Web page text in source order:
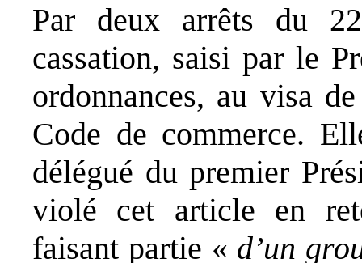
Par deux arrêts du
cassation, saisi par le
ordonnances, au visa
Code de commerce.
délégué du premier
violé cet article en
faisant partie « d’un